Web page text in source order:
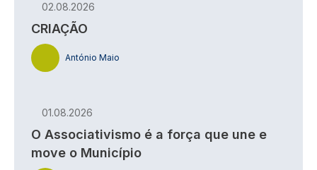
02.08.2026
CRIAÇÃO
António Maio
01.08.2026
O Associativismo é a força que une e
move o Município